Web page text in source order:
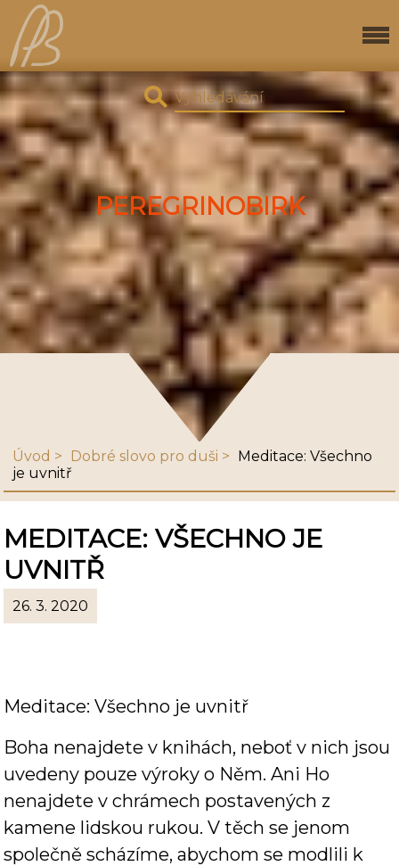
PEREGRINOBIRK
Úvod Dobré slovo pro duši
Meditace: Všechno
je uvnitř
MEDITACE: VŠECHNO JE
UVNITŘ
26. 3. 2020
Meditace: Všechno je uvnitř
Boha nenajdete v knihách, neboť v nich jsou
uvedeny pouze výroky o Něm. Ani Ho
nenajdete v chrámech postavených z
kamene lidskou rukou. V těch se jenom
společně scházíme, abychom se modlili k